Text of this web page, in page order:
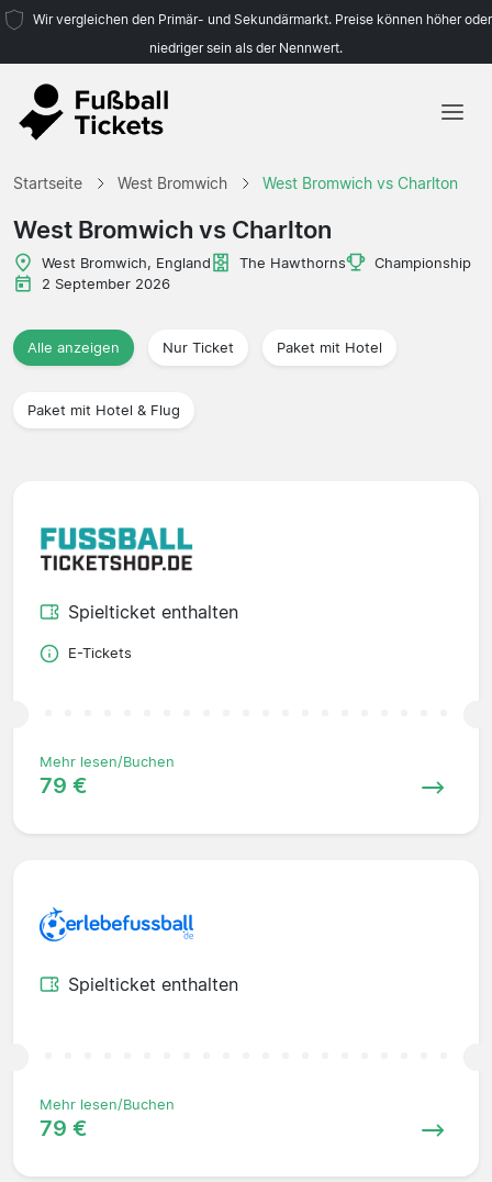
Wir vergleichen den Primär- und Sekundärmarkt. Preise können höher oder
niedriger sein als der Nennwert.
Startseite West Bromwich West Bromwich vs Charlton
West Bromwich vs Charlton
West Bromwich, England The Hawthorns
Championship
2 September 2026
Alle anzeigen Nur Ticket Paket mit Hotel
Paket mit Hotel & Flug
Spielticket enthalten
E-Tickets
Mehr lesen/Buchen
79 €
Spielticket enthalten
Mehr lesen/Buchen
79 €